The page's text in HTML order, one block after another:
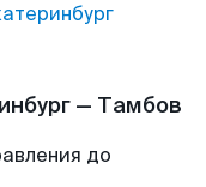
— Тамбов
до